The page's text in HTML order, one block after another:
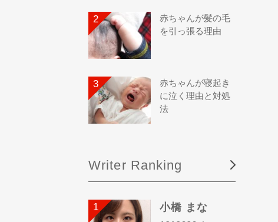
赤ちゃんが髪の毛
を引っ張る理由
赤ちゃんが寝起き
に泣く理由と対処
法
Writer Ranking
小橋 まな